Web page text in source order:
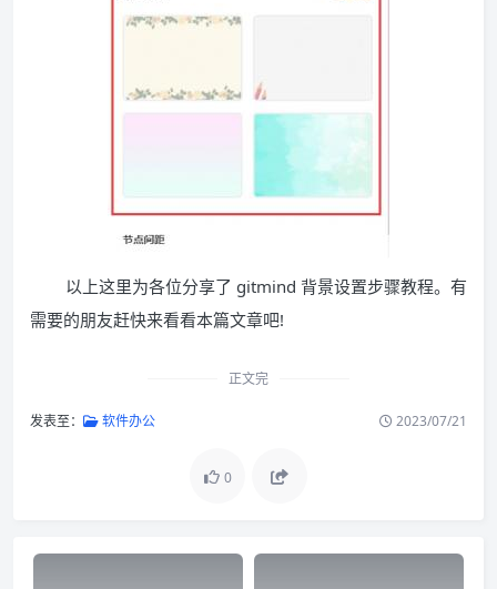
以上这里为各位分享了 gitmind 背景设置步骤教程。有
需要的朋友赶快来看看本篇文章吧!
正文完
发表至： 软件办公 2023/07/21
0